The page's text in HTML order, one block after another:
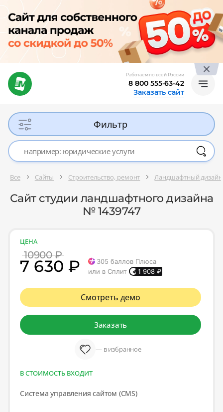
Работаем по всей России
8 800 555-63-42
Заказать сайт
Фильтр
Все Сайты Строительство, ремонт Ландшафтный дизайн
Сайт студии ландшафтного дизайна
№ 1439747
ЦЕНА
10900 ₽
7 630 ₽ 305 баллов Плюса
или в Сплит
1 908 ₽
Смотреть демо
Заказать
— в избранное
В СТОИМОСТЬ ВХОДИТ
Система управления сайтом (CMS)